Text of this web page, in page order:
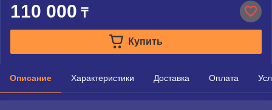
110 000 ₸
Купить
Описание Характеристики Доставка Оплата